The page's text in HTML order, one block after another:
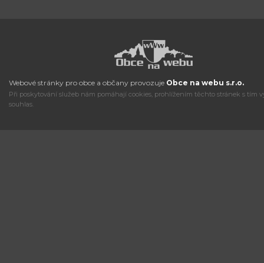
Webové stránky pro obce a občany provozuje Obce na webu s.r.o.
Při poskytování služeb nám pomáhají cookies, prohlížením těchto stránek s tím
souhlas.